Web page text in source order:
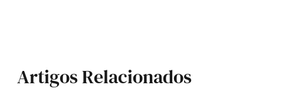
Artigos Relacionados